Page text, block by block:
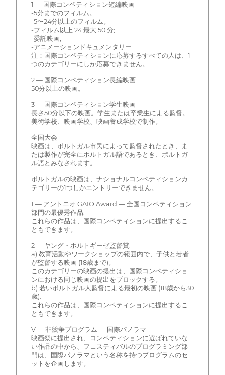
1 — 国際コンペティション短編映画
-5分までのフィルム。
-5〜24分以上のフィルム。
-フィルム以上 24 最大 50 分;
-委託映画;
-アニメーションドキュメンタリー
注：国際コンペティションに応募するすべての人は、1
つのカテゴリーにしか応募できません。
2 — 国際コンペティション長編映画
50分以上の映画。
3 — 国際コンペティション学生映画
長さ50分以下の映画。学生または卒業生による監督。
美術学校、映画学校、映画養成学校で制作。
全国大会
映画は、ポルトガル市民によって監督されたとき、ま
たは製作が完全にポルトガル語であるとき、ポルトガ
ル語とみなされます。
ポルトガルの映画は、ナショナルコンペティションカ
テゴリーの1つしかエントリーできません。
1 — アントニオ GAIO Award — 全国コンペティション
部門の最優秀作品.
これらの作品は、国際コンペティションに提出するこ
ともできます。
2 — ヤング・ポルトギーゼ監督賞:
a) 教育活動やワークショップの範囲内で、子供と若者
が監督する映画 (18歳まで)。
このカテゴリーの映画の提出は、国際コンペティショ
ンにおける同じ映画の提出をブロックする。
b) 若いポルトガル人監督による最初の映画 (18歳から30
歳).
これらの作品は、国際コンペティションに提出するこ
ともできます。
V — 非競争プログラム — 国際パノラマ
映画祭に提出され、コンペティションに選ばれていな
い作品の中から、フェスティバルのプログラミング部
門は、国際パノラマという名称を持つプログラムのセ
ットを企画します。